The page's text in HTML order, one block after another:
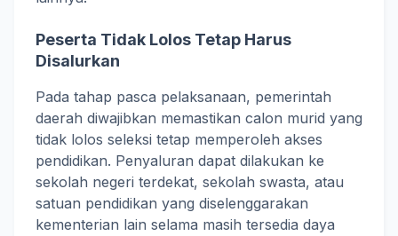
Peserta Tidak Lolos Tetap Harus
Disalurkan
Pada tahap pasca pelaksanaan, pemerintah
daerah diwajibkan memastikan calon murid yang
tidak lolos seleksi tetap memperoleh akses
pendidikan. Penyaluran dapat dilakukan ke
sekolah negeri terdekat, sekolah swasta, atau
satuan pendidikan yang diselenggarakan
kementerian lain selama masih tersedia daya